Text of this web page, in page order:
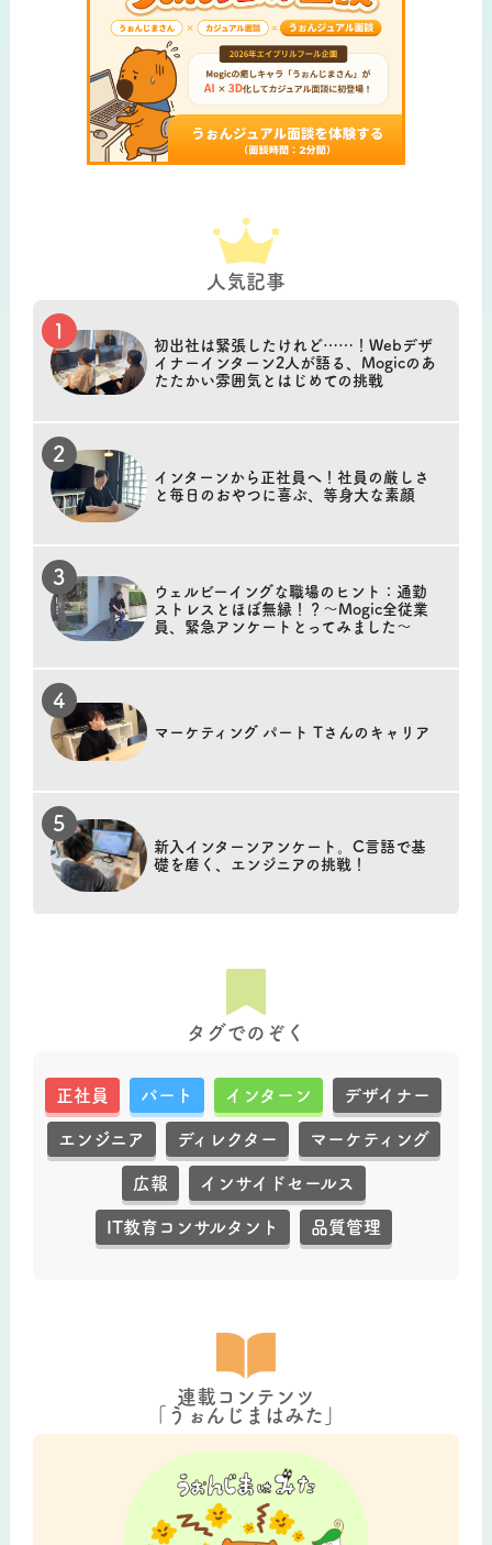
人気記事
初出社は緊張したけれど……！Webデザ
イナーインターン2人が語る、Mogicのあ
たたかい雰囲気とはじめての挑戦
インターンから正社員へ！社員の厳しさ
と毎日のおやつに喜ぶ、等身大な素顔
ウェルビーイングな職場のヒント：通勤
ストレスとほぼ無縁！？～Mogic全従業
員、緊急アンケートとってみました～
マーケティング パート Tさんのキャリア
新入インターンアンケート。C言語で基
礎を磨く、エンジニアの挑戦！
タグでのぞく
正社員 パート インターン デザイナー
エンジニア ディレクター マーケティング
広報 インサイドセールス
IT教育コンサルタント 品質管理
連載コンテンツ
「うぉんじまはみた」